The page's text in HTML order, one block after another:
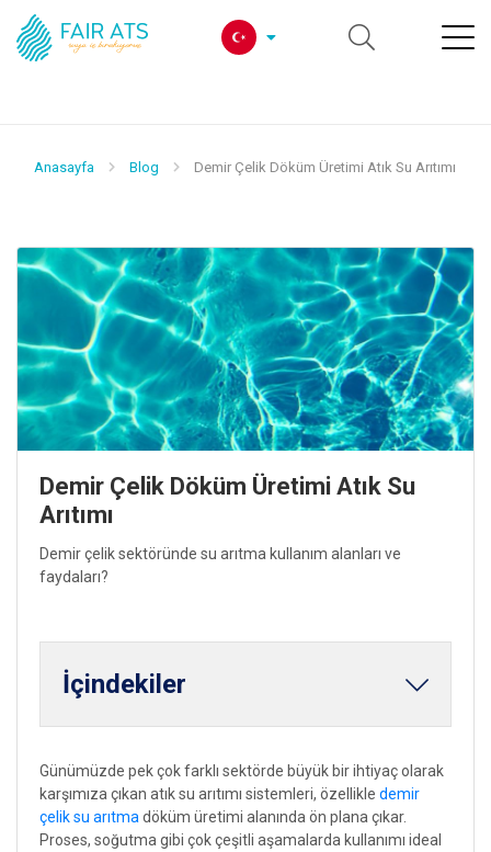
Anasayfa Blog Demir Çelik Döküm Üretimi Atık Su Arıtımı
Demir Çelik Döküm Üretimi Atık Su
Arıtımı
Demir çelik sektöründe su arıtma kullanım alanları ve
faydaları?
İçindekiler
Günümüzde pek çok farklı sektörde büyük bir ihtiyaç olarak
karşımıza çıkan atık su arıtımı sistemleri, özellikle demir
çelik su arıtma döküm üretimi alanında ön plana çıkar.
Proses, soğutma gibi çok çeşitli aşamalarda kullanımı ideal